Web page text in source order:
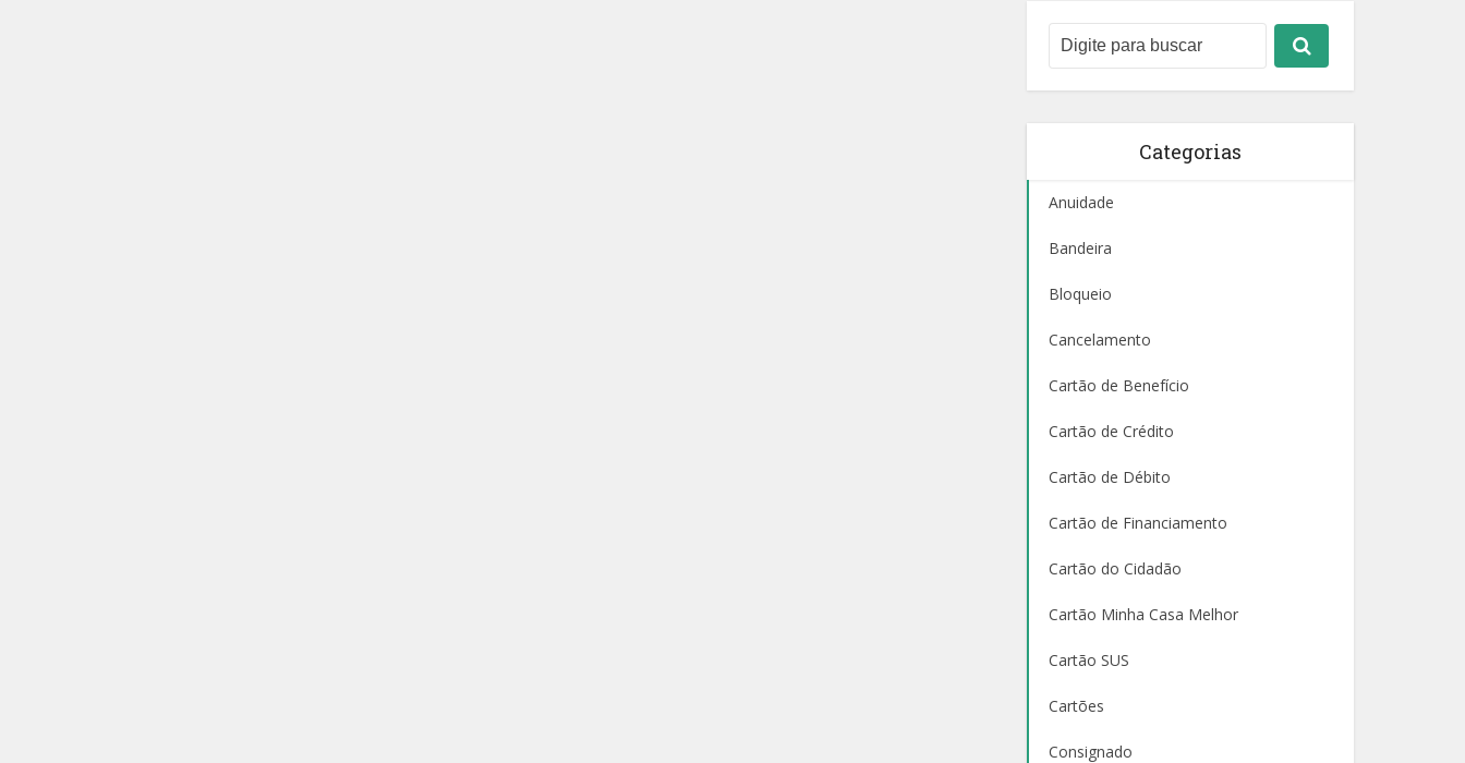
Categorias
Anuidade
Bandeira
Bloqueio
Cancelamento
Cartão de Benefício
Cartão de Crédito
Cartão de Débito
Cartão de Financiamento
Cartão do Cidadão
Cartão Minha Casa Melhor
Cartão SUS
Cartões
Consignado